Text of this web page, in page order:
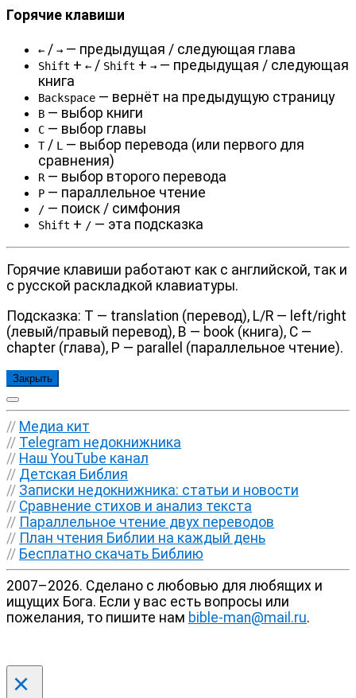
Горячие клавиши
← / → — предыдущая / следующая глава
Shift + ← / Shift + → — предыдущая / следующая
книга
Backspace — вернёт на предыдущую страницу
B — выбор книги
C — выбор главы
T/ L
— выбор перевода (или первого для
сравнения)
R— выбор второго перевода
P — параллельное чтение
/ — поиск / симфония
Shift + / — эта подсказка
Горячие клавиши работают как с английской, так и
с русской раскладкой клавиатуры.
Подсказка: T — translation (перевод), L/R — left/right
(левый/правый перевод), B — book (книга), C —
chapter (глава), P — parallel (параллельное чтение).
Закрыть
// Медиа кит
// Telegram недокнижника
// Наш YouTube канал
// Детская Библия
// Записки недокнижника: статьи и новости
// Сравнение стихов и анализ текста
// Параллельное чтение двух переводов
// План чтения Библии на каждый день
// Бесплатно скачать Библию
2007–2026. Сделано с любовью для любящих и
ищущих Бога. Если у вас есть вопросы или
пожелания, то пишите нам bible-man@mail.ru.
×